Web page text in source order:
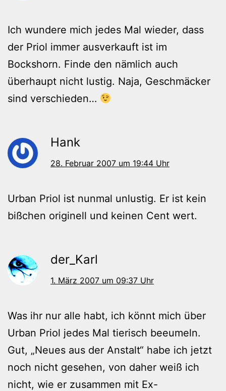
Ich wundere mich jedes Mal wieder, dass
der Priol immer ausverkauft ist im
Bockshorn. Finde den nämlich auch
überhaupt nicht lustig. Naja, Geschmäcker
sind verschieden…
Hank
28. Februar 2007 um 19:44 Uhr
Urban Priol ist nunmal unlustig. Er ist kein
bißchen originell und keinen Cent wert.
der_Karl
1. März 2007 um 09:37 Uhr
Was ihr nur alle habt, ich könnt mich über
Urban Priol jedes Mal tierisch beeumeln.
Gut, „Neues aus der Anstalt“ habe ich jetzt
noch nicht gesehen, von daher weiß ich
nicht, wie er zusammen mit Ex-